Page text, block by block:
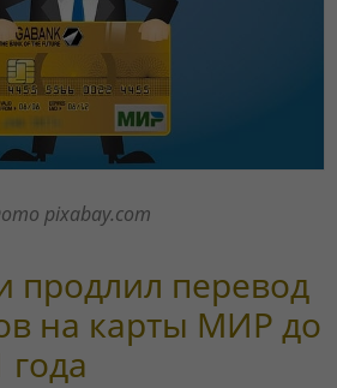
pixabay.com
продлил перевод
на карты МИР до
года